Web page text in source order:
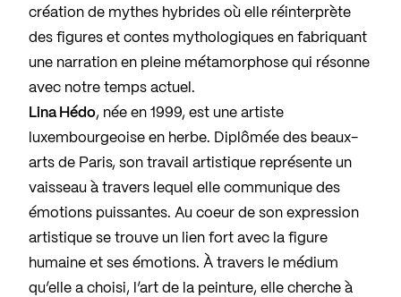
création de mythes hybrides où elle réinterprète
des figures et contes mythologiques en fabriquant
une narration en pleine métamorphose qui résonne
avec notre temps actuel.
Lina Hédo, née en 1999, est une artiste
luxembourgeoise en herbe. Diplômée des beaux-
arts de Paris, son travail artistique représente un
vaisseau à travers lequel elle communique des
émotions puissantes. Au coeur de son expression
artistique se trouve un lien fort avec la figure
humaine et ses émotions. À travers le médium
qu’elle a choisi, l’art de la peinture, elle cherche à